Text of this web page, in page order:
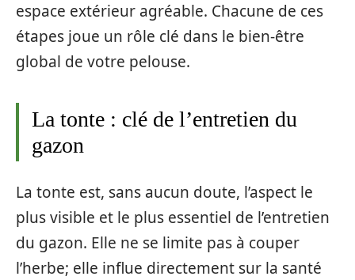
espace extérieur agréable. Chacune de ces
étapes joue un rôle clé dans le bien-être
global de votre pelouse.
La tonte : clé de l’entretien du
gazon
La tonte est, sans aucun doute, l’aspect le
plus visible et le plus essentiel de l’entretien
du gazon. Elle ne se limite pas à couper
l’herbe; elle influe directement sur la santé